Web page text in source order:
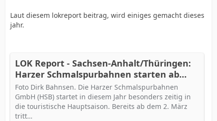
Laut diesem lokreport beitrag, wird einiges gemacht dieses
jahr.
LOK Report - Sachsen-Anhalt/Thüringen:
Harzer Schmalspurbahnen starten ab
dem 2. März früher in die Sommersaison
Foto Dirk Bahnsen. Die Harzer Schmalspurbahnen
GmbH (HSB) startet in diesem Jahr besonders zeitig in
die touristische Hauptsaison. Bereits ab dem 2. März
tritt…